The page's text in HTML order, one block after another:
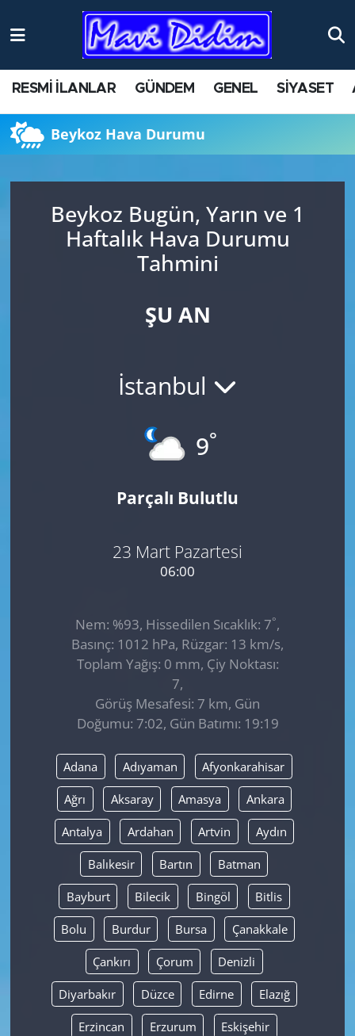
RESMİ İLANLAR GÜNDEM GENEL SİYASET
Beykoz Hava Durumu
Beykoz Bugün, Yarın ve 1
Haftalık Hava Durumu
Tahmini
ŞU AN
İstanbul
9°
Parçalı Bulutlu
23 Mart Pazartesi
06:00
Nem: %93, Hissedilen Sıcaklık: 7°,
Basınç: 1012 hPa, Rüzgar: 13 km/s,
Toplam Yağış: 0 mm, Çiy Noktası:
7,
Görüş Mesafesi: 7 km, Gün
Doğumu: 7:02, Gün Batımı: 19:19
Adana Adıyaman Afyonkarahisar
Ağrı Aksaray Amasya Ankara
Antalya Ardahan Artvin Aydın
Balıkesir Bartın Batman
Bayburt Bilecik Bingöl Bitlis
Bolu Burdur Bursa Çanakkale
Çankırı Çorum Denizli
Diyarbakır Düzce Edirne Elazığ
Erzincan Erzurum Eskişehir
ANTİK YERLER
AYDIN
BİLİM VE TEKNOLOJİ
ÇEVRE
HABERDE İNSAN
SAĞLIK
SİYASET
Nöbetçi Eczaneler
Namaz Vakitleri
Trafik Durumu
Süper Lig Puan Durumu ve Fikstür
Tüm Manşetler